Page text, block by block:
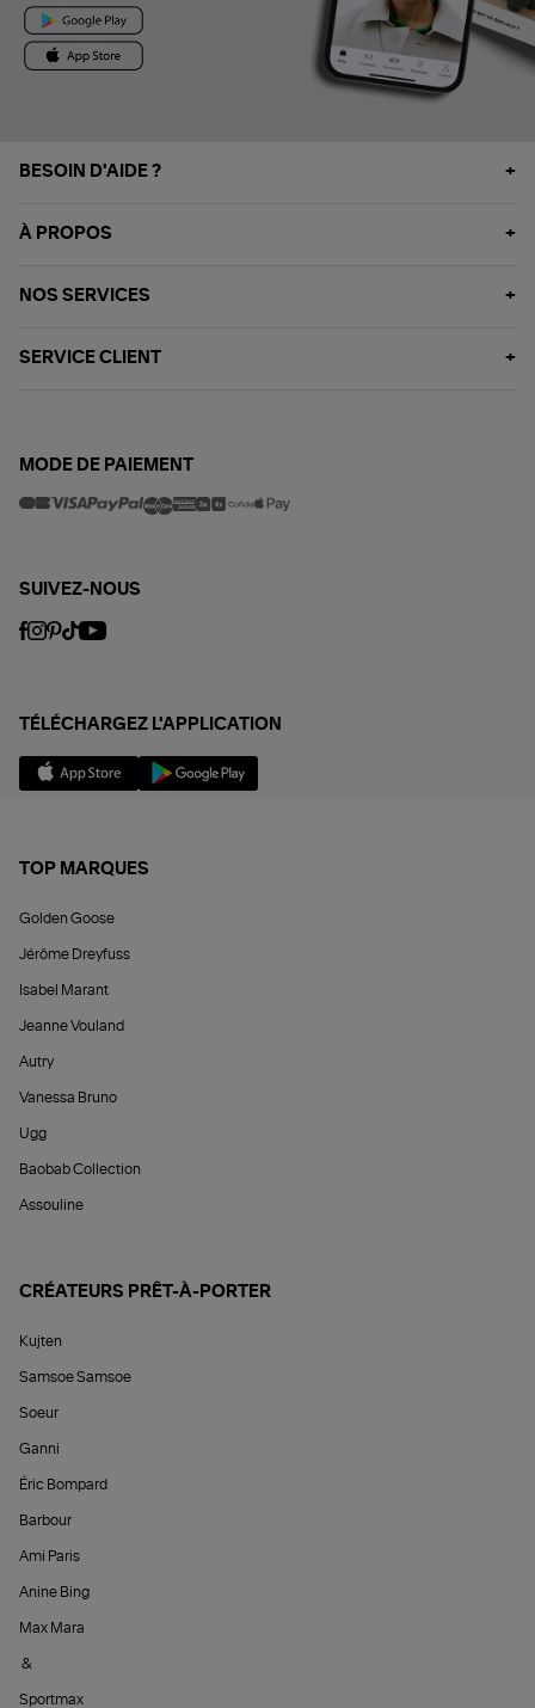
BESOIN D'AIDE ?
À PROPOS
NOS SERVICES
SERVICE CLIENT
MODE DE PAIEMENT
SUIVEZ-NOUS
TÉLÉCHARGEZ L'APPLICATION
TOP MARQUES
Golden Goose
Jérôme Dreyfuss
Isabel Marant
Jeanne Vouland
Autry
Vanessa Bruno
Ugg
Baobab Collection
Assouline
CRÉATEURS PRÊT-À-PORTER
Kujten
Samsoe Samsoe
Soeur
Ganni
Éric Bompard
Barbour
Ami Paris
Anine Bing
Max Mara
&
Sportmax